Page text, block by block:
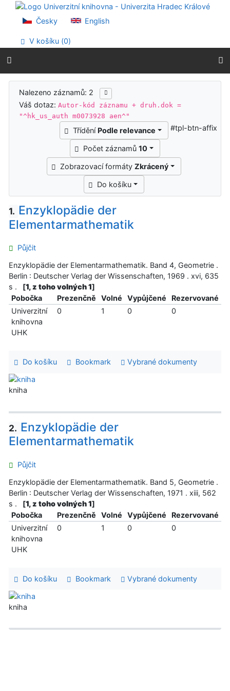
Přejít na obsah
Přejít na menu
Prohlášení o webové přístupnosti
Česky English
V košíku (0)
Výsledky vyhledávání
Nalezeno záznamů: 2
Váš dotaz:Autor-kód záznamu + druh.dok =
"^hk_us_auth m0073928 aen^"
Třídění Podle relevance
Počet záznamů 10
Zobrazovací formáty Zkrácený
Do košíku
#tpl-btn-affix
1. Enzyklopädie der
Elementarmathematik
Půjčit
Enzyklopädie der Elementarmathematik. Band 4, Geometrie .
Berlin : Deutscher Verlag der Wissenschaften, 1969 . xvi, 635
s .
[1, z toho volných 1]
Pobočka
Prezenčně Volné Vypůjčené
Rezervované
Univerzitní
knihovna
UHK
0 1 0 0
Do košíku Bookmark Vybrané dokumenty
kniha
2. Enzyklopädie der
Elementarmathematik
Půjčit
Enzyklopädie der Elementarmathematik. Band 5, Geometrie .
Berlin : Deutscher Verlag der Wissenschaften, 1971 . xiii, 562
s .
[1, z toho volných 1]
Pobočka
Prezenčně Volné Vypůjčené
Rezervované
Univerzitní
knihovna
UHK
0 1 0 0
Do košíku Bookmark Vybrané dokumenty
kniha